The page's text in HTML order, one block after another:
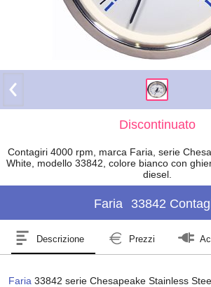
Discontinuato
Contagiri 4000 rpm, marca Faria, serie
White, modello 33842, colore bianco con
diesel.
Faria 33842
Descrizione Prezzi
Faria 33842 serie Chesapeake Stainless